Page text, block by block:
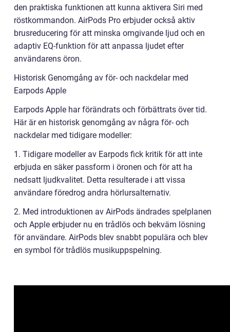
den praktiska funktionen att kunna aktivera Siri med
röstkommandon. AirPods Pro erbjuder också aktiv
brusreducering för att minska omgivande ljud och en
adaptiv EQ-funktion för att anpassa ljudet efter
användarens öron.
Historisk Genomgång av för- och nackdelar med
Earpods Apple
Earpods Apple har förändrats och förbättrats över tid.
Här är en historisk genomgång av några för- och
nackdelar med tidigare modeller:
1. Tidigare modeller av Earpods fick kritik för att inte
erbjuda en säker passform i öronen och för att ha
nedsatt ljudkvalitet. Detta resulterade i att vissa
användare föredrog andra hörlursalternativ.
2. Med introduktionen av AirPods ändrades spelplanen
och Apple erbjuder nu en trådlös och bekväm lösning
för användare. AirPods blev snabbt populära och blev
en symbol för trådlös musikuppspelning.